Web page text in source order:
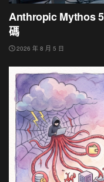
Anthropic Mythos
碼
2026 年 8 月 5 日